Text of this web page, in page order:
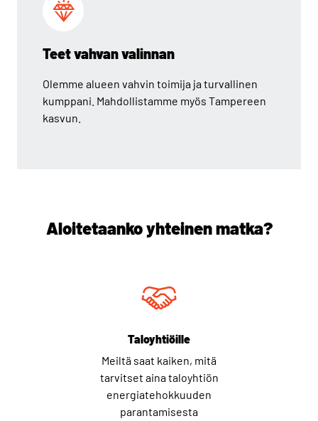
Teet vahvan valinnan
Olemme alueen vahvin toimija ja turvallinen
kumppani. Mahdollistamme myös Tampereen
kasvun.
Aloitetaanko yhteinen matka?
Taloyhtiöille
Meiltä saat kaiken, mitä
tarvitset aina taloyhtiön
energiatehokkuuden
parantamisesta